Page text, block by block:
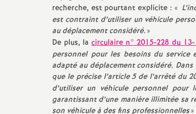
recherche, est pourtant explicite : «
est contraint d’utiliser un véhicule
au déplacement considéré.»
De plus, lacirculaire n° 2015-228 du
personnel pour les besoins du service
adapté au déplacement considéré.
que le précise l’article 5 de l’arrêté du
d’utiliser un véhicule personnel pour
garantissant d’une manière illimitée sa
son véhicule à des fins professionnelles»